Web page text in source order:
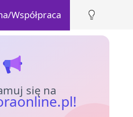
Współpraca
się na